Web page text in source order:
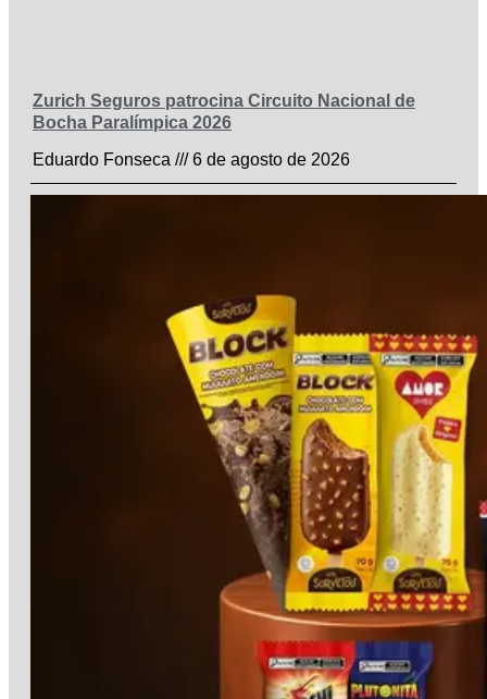
Zurich Seguros patrocina Circuito Nacional de
Bocha Paralímpica 2026
Eduardo Fonseca
6 de agosto de 2026